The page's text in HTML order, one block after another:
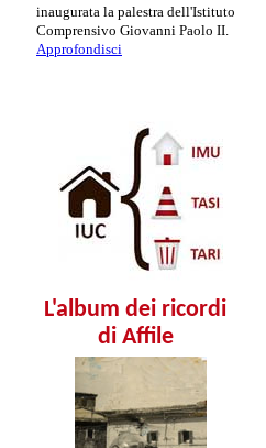
inaugurata la palestra dell'Istituto
Comprensivo Giovanni Paolo II.
Approfondisci
L'album dei ricordi
di Affile